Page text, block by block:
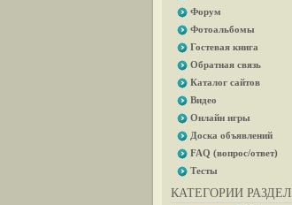
Форум
Фотоальбомы
Гостевая книга
Обратная связь
Каталог сайтов
Видео
Онлайн игры
Доска объявлений
FAQ (вопрос/ответ)
Тесты
КАТЕГОРИИ